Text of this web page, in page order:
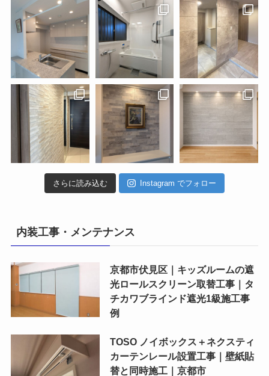
さらに読み込む Instagram でフォロー
内装工事・メンテナンス
京都市伏見区｜キッズルームの遮
光ロールスクリーン取替工事｜タ
チカワブラインド遮光1級施工事
例
TOSO ノイボックス＋ネクスティ
カーテンレール設置工事｜壁紙貼
替と同時施工｜京都市